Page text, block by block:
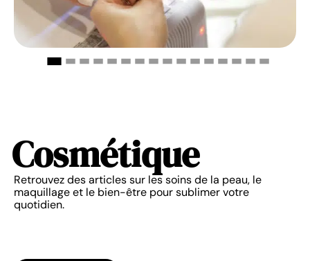
Cosmétique
Retrouvez des articles sur les soins de la peau, le
maquillage et le bien-être pour sublimer votre
quotidien.